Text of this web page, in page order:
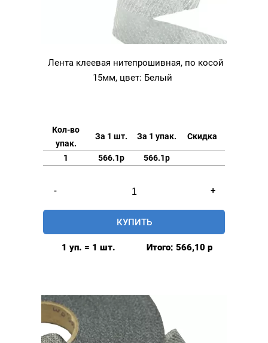
Лента клеевая нитепрошивная, по косой
15мм, цвет: Белый
Кол-во
упак.
За 1 шт. За 1 упак. Скидка
1 566.1р 566.1р
-
товара
Лента
клеевая
нитепрошивная,
цвет:
Белый
+
КУПИТЬ
1 уп. = 1 шт. Итого: 566,10 р